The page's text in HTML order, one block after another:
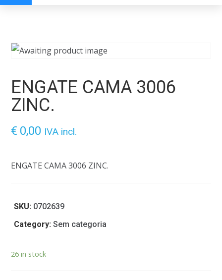
ENGATE CAMA 3006
ZINC.
€ 0,00 IVA incl.
ENGATE CAMA 3006 ZINC.
SKU: 0702639
Category:Sem categoria
26 in stock